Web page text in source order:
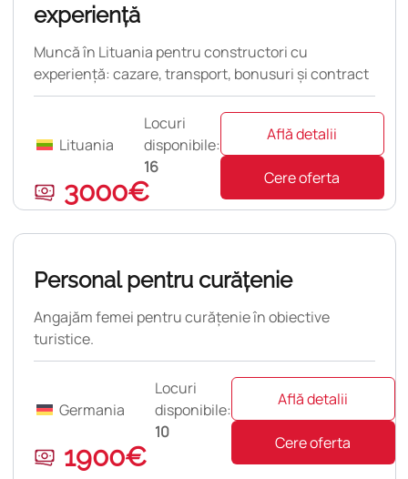
experiență
Muncă în Lituania pentru constructori cu
experiență: cazare, transport, bonusuri și contract
pe 12 luni.
Lituania
Locuri
disponibile:
16
3000€
Află detalii
Cere oferta
Personal pentru curățenie
Angajăm femei pentru curățenie în obiective
turistice.
Germania
Locuri
disponibile:
10
1900€
Află detalii
Cere oferta